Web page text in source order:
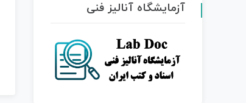
آزمایشگاه آنالیز فنی